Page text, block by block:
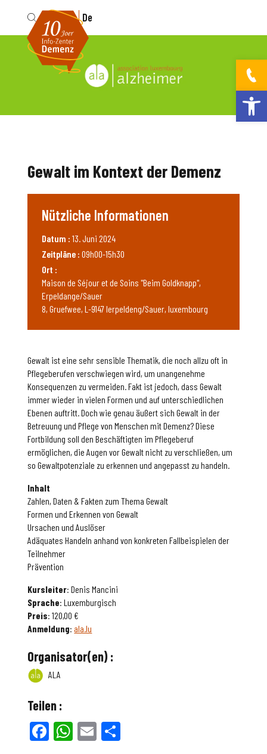
Fr De
Gewalt ist eine sehr sensible Thematik, die noch allzu oft in
Pflegeberufen verschwiegen wird, um unangenehme
Konsequenzen zu vermeiden. Fakt ist jedoch, dass Gewalt
immer wieder in vielen Formen und auf unterschiedlichen
Ebenen auftritt. Doch wie genau äußert sich Gewalt in der
Betreuung und Pflege von Menschen mit Demenz? Diese
Fortbildung soll den Beschäftigten im Pflegeberuf
ermöglichen, die Augen vor Gewalt nicht zu verschließen, um
so Gewaltpotenziale zu erkennen und angepasst zu handeln.
Inhalt
Zahlen, Daten & Fakten zum Thema Gewalt
Formen und Erkennen von Gewalt
Ursachen und Auslöser
Adäquates Handeln anhand von konkreten Fallbeispielen der
Teilnehmer
Prävention
Kursleiter: Denis Mancini
Sprache: Luxemburgisch
Preis: 120,00 €
Anmeldung:ala.lu
Organisator(en) :
ALA
Teilen :
Facebook
WhatsApp
Email
Gewalt im Kontext der Demenz
Nützliche Informationen
Datum : 13. Juni 2024
Zeitpläne : 09h00-15h30
Ort :
Maison de Séjour et de Soins "Beim Goldknapp",
Erpeldange/Sauer
8, Gruefwee, L-9147 Ierpeldeng/Sauer, luxembourg